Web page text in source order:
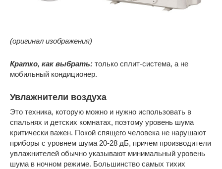
(оригинал изображения)
Кратко, как выбрать: только сплит-система, а не
мобильный кондиционер.
Увлажнители воздуха
Это техника, которую можно и нужно использовать в
спальнях и детских комнатах, поэтому уровень шума
критически важен. Покой спящего человека не нарушают
приборы с уровнем шума 20-28 дБ, причем производители
увлажнителей обычно указывают минимальный уровень
шума в ночном режиме. Большинство самых тихих